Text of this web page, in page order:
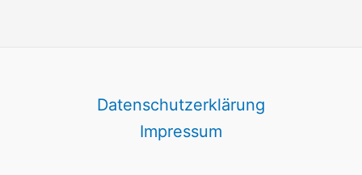
Datenschutzerklärung
Impressum